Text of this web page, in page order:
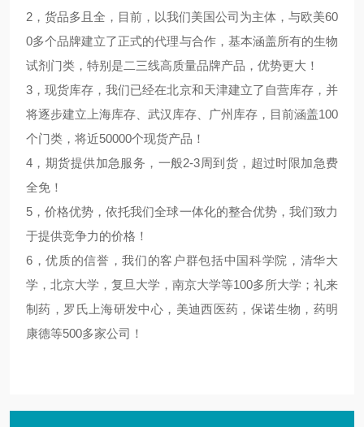
2，货品多且全，目前，以我们美国公司为主体，与欧美60
0多个品牌建立了正式的代理与合作，基本涵盖所有的生物
试剂门类，特别是二三线高质量品牌产品，优势更大！
3，现货库存，我们已经在北京和天津建立了自营库存，并
将逐步建立上海库存、武汉库存、广州库存，目前涵盖100
个门类，将近50000个现货产品！
4，期货提供加急服务，一般2-3周到货，超过时限加急费
全免！
5，价格优势，依托我们全球一体化的整合优势，我们致力
于提供竞争力的价格！
6，优质的信誉，我们的客户群包括中国科学院，清华大
学，北京大学，复旦大学，南京大学等100多所大学；礼来
制药，罗氏上海研发中心，美迪西医药，保诺生物，药明
康德等500多家公司！